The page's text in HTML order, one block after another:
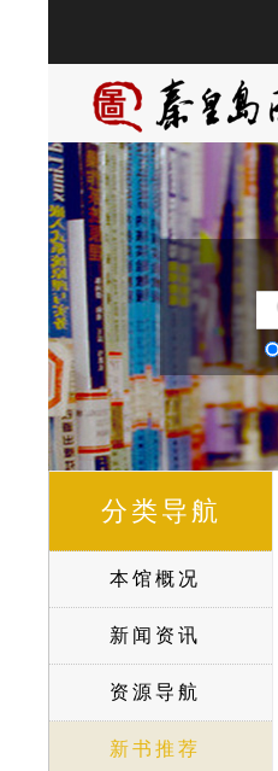
分类导航
本馆概况
新闻资讯
资源导航
新书推荐